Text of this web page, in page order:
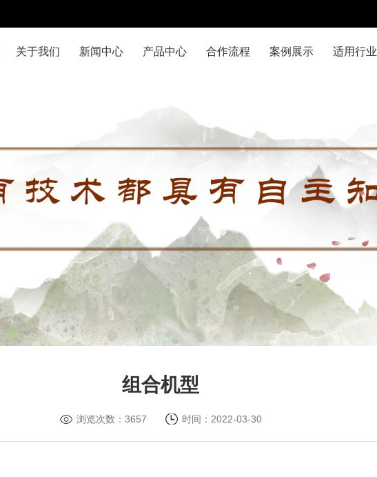
关于我们 新闻中心 产品中心 合作流程 案例展示 适用行业
组合机型
浏览次数：3657 时间：2022-03-30